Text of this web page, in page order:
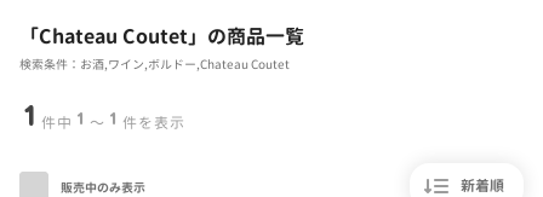
「Chateau Coutet」 の商品一覧
検索条件：お酒,ワイン,ボルドー,Chateau Coutet
1 件中 1 〜 1 件を表示
新着順
販売中のみ表示